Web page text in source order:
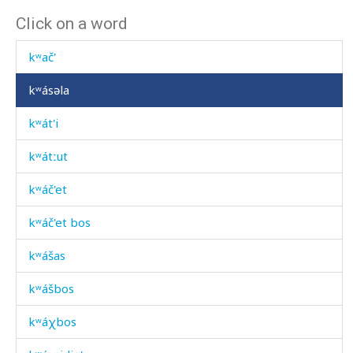
Click on a word
kʷat'ʁámkul
kʷač'
kʷásəla
kʷát'i
kʷátːut
kʷáč'et
kʷáč'et bos
kʷášas
kʷášbos
kʷáχbos